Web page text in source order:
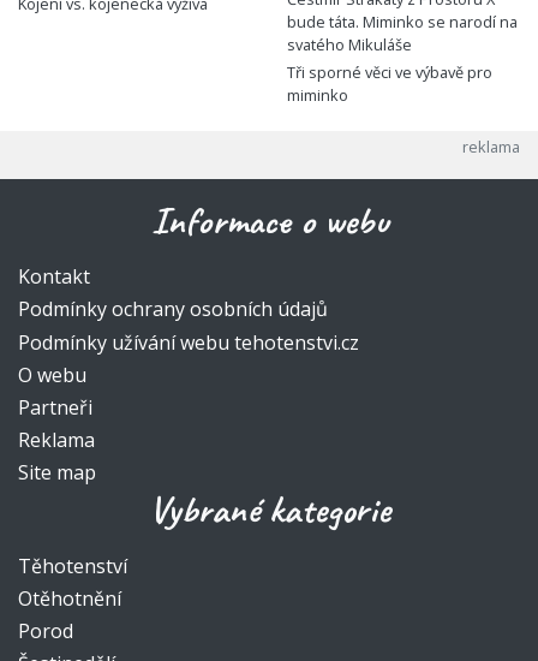
bude táta. Miminko se narodí na
svatého Mikuláše
Tři sporné věci ve výbavě pro
miminko
Informace o webu
Kontakt
Podmínky ochrany osobních údajů
Podmínky užívání webu tehotenstvi.cz
O webu
Partneři
Reklama
Site map
Vybrané kategorie
Těhotenství
Otěhotnění
Porod